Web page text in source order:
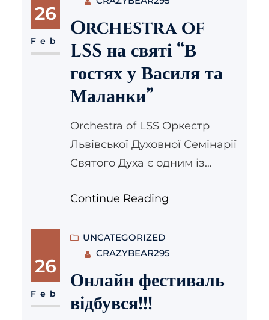
особистого знайомства із
семінаристами та побачити…
єдності стала організація
свята «Миколай для всіх»,
завдяки якій у спільній праці
української громади Ляйпціга
та команди БО «Фундація
Духовного Відродження»
подарунками, дітей батьки
яких віддавали свої життя…
26
Feb
Orchestra of
LSS на святі “В
гостях у Василя та
Маланки”
Orchestra of LSS Оркестр
Львівської Духовної Семінарії
Святого Духа є одним із
теренах Львівщини. Він є
коріння якого сягає ще 1880
року. До другої світової війни
колектив був симфонічним і
брав активну участь у
громадському житті Львова
Continue Reading
26
Feb
UNCATEGORIZED
CRAZYBEAR295
Онлайн фестиваль
відбувся!!!